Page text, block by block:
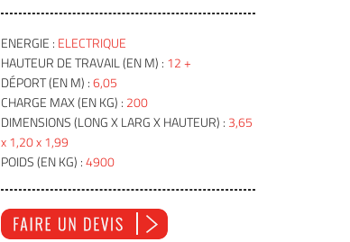
ENERGIE : ELECTRIQUE
HAUTEUR DE TRAVAIL (EN M) : 12 +
DÉPORT (EN M) :6,05
CHARGE MAX (EN KG) : 200
DIMENSIONS (LONG X LARG X HAUTEUR) : 3,65
x 1,20 x 1,99
POIDS (EN KG) :4900